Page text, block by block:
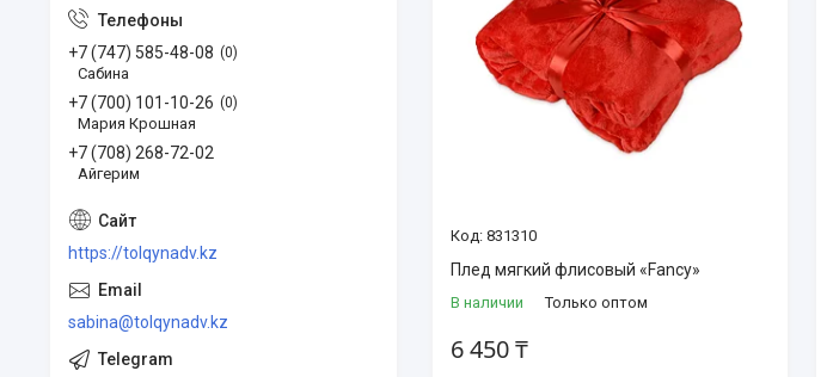
831310
Плед мягкий флисовый «Fancy»
В наличии Только оптом
6 450 ₸
+7 (747) 585-48-08 0
Сабина
+7 (700) 101-10-26 0
Мария Крошная
+7 (708) 268-72-02
Айгерим
https://tolqynadv.kz
sabina@tolqynadv.kz